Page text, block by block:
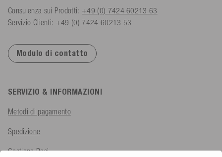
Consulenza sui Prodotti: +49 (0) 7424 60213 63
Servizio Clienti: +49 (0) 7424 60213 53
Modulo di contatto
SERVIZIO & INFORMAZIONI
Metodi di pagamento
Spedizione
Gestione Resi